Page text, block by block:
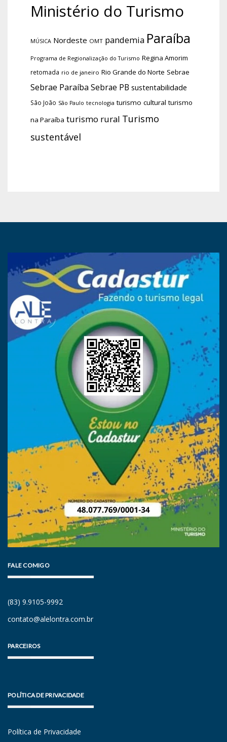
Ministério do Turismo
MÚSICA Nordeste OMT pandemia Paraíba
Programa de Regionalização do Turismo Regina Amorim
retomada rio de janeiro Rio Grande do Norte Sebrae
Sebrae Paraíba Sebrae PB sustentabilidade
São João São Paulo tecnologia turismo cultural turismo
na Paraíba turismo rural Turismo
sustentável
FALE COMIGO
(83) 9.9105-9992
contato@alelontra.com.br
PARCEIROS
POLÍTICA DE PRIVACIDADE
Política de Privacidade